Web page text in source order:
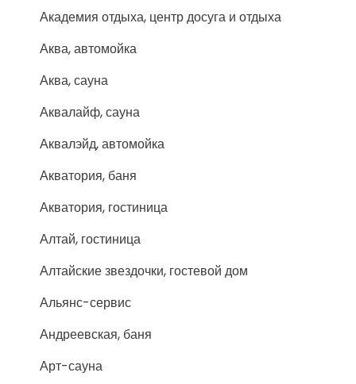
Академия отдыха, центр досуга и отдыха
Аква, автомойка
Аква, сауна
Аквалайф, сауна
Аквалэйд, автомойка
Акватория, баня
Акватория, гостиница
Алтай, гостиница
Алтайские звездочки, гостевой дом
Альянс-сервис
Андреевская, баня
Арт-сауна